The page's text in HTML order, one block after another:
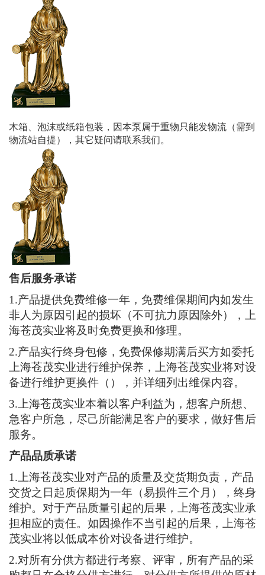
木箱、泡沫或纸箱包装，因本泵属于重物只能发物流（需到
物流站自提），其它疑问请联系我们。
售后服务承诺
1.产品提供免费维修一年，免费维保期间内如发生
非人为原因引起的损坏（不可抗力原因除外），上
海苍茂实业将及时免费更换和修理。
2.产品实行终身包修，免费保修期满后买方如委托
上海苍茂实业进行维护保养，上海苍茂实业将对设
备进行维护更换件（），并详细列出维保内容。
3.上海苍茂实业本着以客户利益为，想客户所想、
急客户所急，尽己所能满足客户的要求，做好售后
服务。